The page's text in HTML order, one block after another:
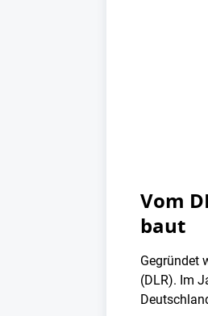
Vom
baut
Gegründet
(DLR). Im